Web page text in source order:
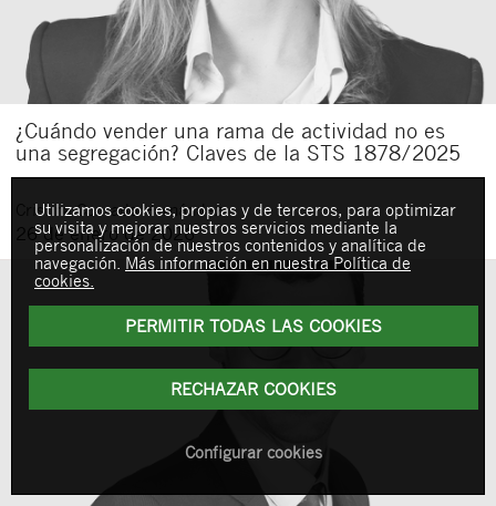
¿Cuándo vender una rama de actividad no es
una segregación? Claves de la STS 1878/2025
CristinaConrado Hernández
26 de enero de 2026
Utilizamos cookies, propias y de terceros, para optimizar
su visita y mejorar nuestros servicios mediante la
personalización de nuestros contenidos y analítica de
navegación. Más información en nuestra Política de
cookies.
PERMITIR TODAS LAS COOKIES
RECHAZAR COOKIES
Configurar cookies